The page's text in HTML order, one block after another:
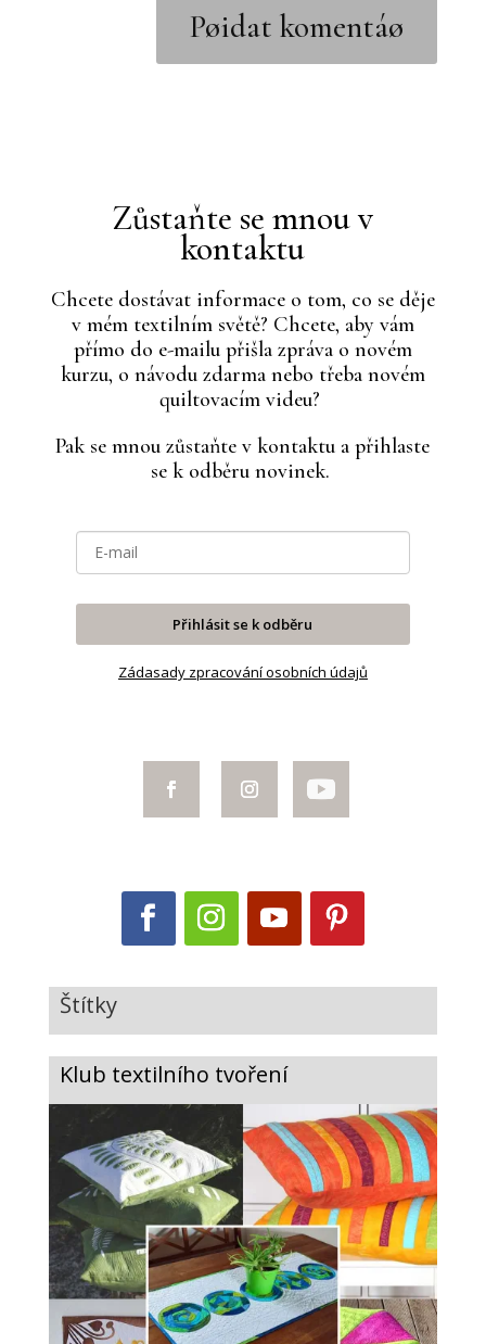
Pøidat komentáø
Zůstaňte se mnou v
kontaktu
Chcete dostávat informace o tom, co se děje
v mém textilním světě? Chcete, aby vám
přímo do e-mailu přišla zpráva o novém
kurzu, o návodu zdarma nebo třeba novém
quiltovacím videu?
Pak se mnou zůstaňte v kontaktu a přihlaste
se k odběru novinek.
Přihlásit se k odběru
Zádasady zpracování osobních údajů
Štítky
Klub textilního tvoření